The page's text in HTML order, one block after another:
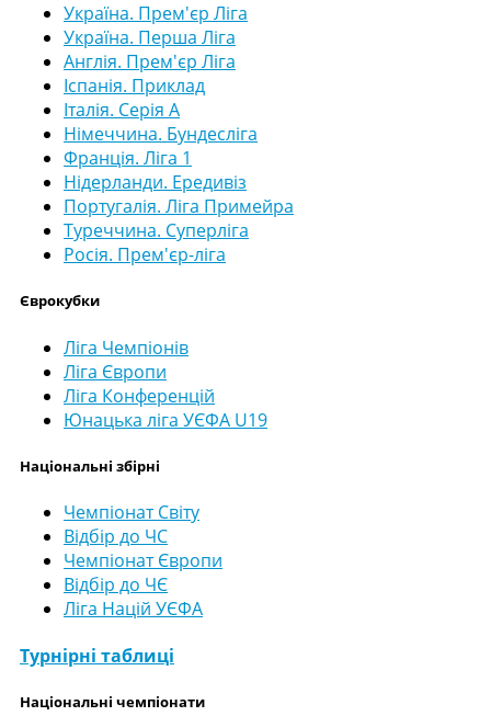
Україна. Прем'єр Ліга
Україна. Перша Ліга
Англія. Прем'єр Ліга
Іспанія. Приклад
Італія. Серія А
Німеччина. Бундесліга
Франція. Ліга 1
Нідерланди. Ередивіз
Португалія. Ліга Примейра
Туреччина. Суперліга
Росія. Прем'єр-ліга
Єврокубки
Ліга Чемпіонів
Ліга Європи
Ліга Конференцій
Юнацька ліга УЄФА U19
Національні збірні
Чемпіонат Світу
Відбір до ЧС
Чемпіонат Європи
Відбір до ЧЄ
Ліга Націй УЄФА
Турнірні таблиці
Національні чемпіонати